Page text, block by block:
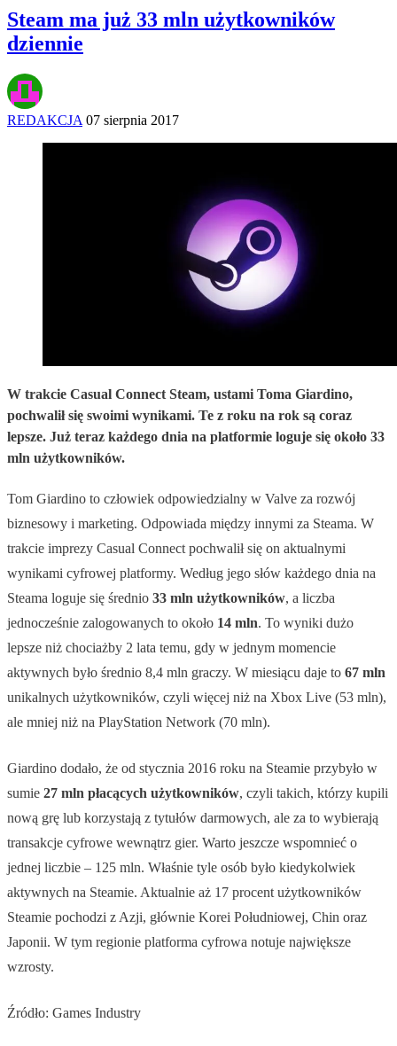
Steam ma już 33 mln użytkowników
dziennie
REDAKCJA 07 sierpnia 2017
W trakcie Casual Connect Steam, ustami Toma Giardino,
pochwalił się swoimi wynikami. Te z roku na rok są coraz
lepsze. Już teraz każdego dnia na platformie loguje się około 33
mln użytkowników.
Tom Giardino to człowiek odpowiedzialny w Valve za rozwój
biznesowy i marketing. Odpowiada między innymi za Steama. W
trakcie imprezy Casual Connect pochwalił się on aktualnymi
wynikami cyfrowej platformy. Według jego słów każdego dnia na
Steama loguje się średnio 33 mln użytkowników, a liczba
jednocześnie zalogowanych to około 14 mln. To wyniki dużo
lepsze niż chociażby 2 lata temu, gdy w jednym momencie
aktywnych było średnio 8,4 mln graczy. W miesiącu daje to 67 mln
unikalnych użytkowników, czyli więcej niż na Xbox Live (53 mln),
ale mniej niż na PlayStation Network (70 mln).
Giardino dodało, że od stycznia 2016 roku na Steamie przybyło w
sumie 27 mln płacących użytkowników, czyli takich, którzy kupili
nową grę lub korzystają z tytułów darmowych, ale za to wybierają
transakcje cyfrowe wewnątrz gier. Warto jeszcze wspomnieć o
jednej liczbie – 125 mln. Właśnie tyle osób było kiedykolwiek
aktywnych na Steamie. Aktualnie aż 17 procent użytkowników
Steamie pochodzi z Azji, głównie Korei Południowej, Chin oraz
Japonii. W tym regionie platforma cyfrowa notuje największe
wzrosty.
Źródło: Games Industry